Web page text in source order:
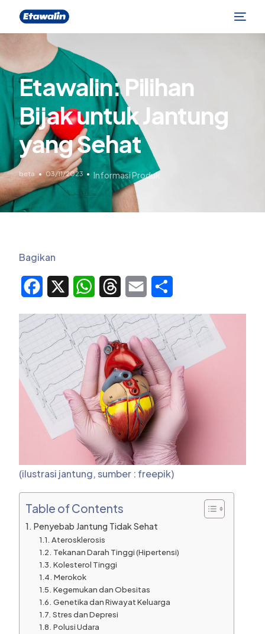
Etawalin: Pilihan
Bijak untuk Jantung
yang Sehat
beta 03/11/2023 Informasi Produk
Bagikan
Facebook WhatsAppThreadsEmail
(ilustrasi jantung, sumber : freepik)
Table of Contents
Penyebab Jantung Tidak Sehat
Aterosklerosis
Tekanan Darah Tinggi (Hipertensi)
Kolesterol Tinggi
Merokok
Kegemukan dan Obesitas
Genetika dan Riwayat Keluarga
Stres dan Depresi
Polusi Udara